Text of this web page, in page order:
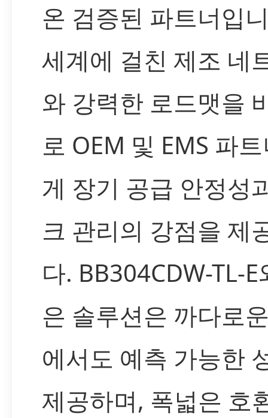
온 검증된 파트너입
세계에 걸친 제조 네
와 강력한 로드맷을
로 OEM 및 EMS 파
게 장기 공급 안정성
크 관리의 강점을 제
다. BB304CDW-TL-E
은 솔루션은 까다로
에서도 예측 가능한
제공하며, 폭넓은 호